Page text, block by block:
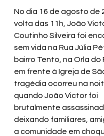
No dia 16 de agosto de
volta das 11h, João
Coutinho Silveira foi
sem vida na Rua Júlia
bairro Tento, na Orla do
em frente à Igreja de
tragédia ocorreu na
quando João Victor foi
brutalmente
deixando familiares,
a comunidade em